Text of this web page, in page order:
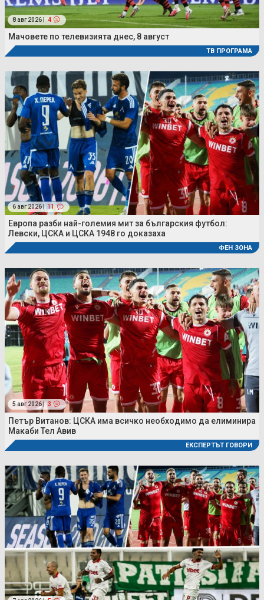
8 авг 2026 | 4
Мачовете по телевизията днес, 8 август
ТВ ПРОГРАМА
6 авг 2026 | 11
Европа разби най-големия мит за българския футбол:
Левски, ЦСКА и ЦСКА 1948 го доказаха
ФЕН ЗОНА
5 авг 2026 | 3
Петър Витанов: ЦСКА има всичко необходимо да елиминира
Макаби Тел Авив
ЕКСПЕРТЪТ ГОВОРИ